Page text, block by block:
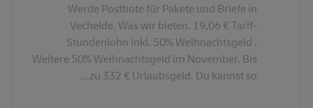
Werde Postbote für Pakete und Briefe in
Vechelde. Was wir bieten. 19,06 € Tarif-
Stundenlohn inkl. 50% Weihnachtsgeld .
Weitere 50% Weihnachtsgeld im November. Bis
zu 332 € Urlaubsgeld. Du kannst so...